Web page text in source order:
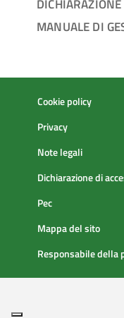
MANUALE DI
Cookie policy
Privacy
Note legali
Dichiarazione di
Pec
Mappa del sito
Responsabile della